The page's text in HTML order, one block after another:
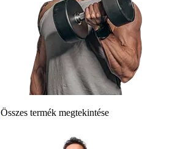
Összes termék megtekintése